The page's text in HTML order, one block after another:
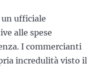
un ufficiale
alle spese
I commercianti
incredulità visto il